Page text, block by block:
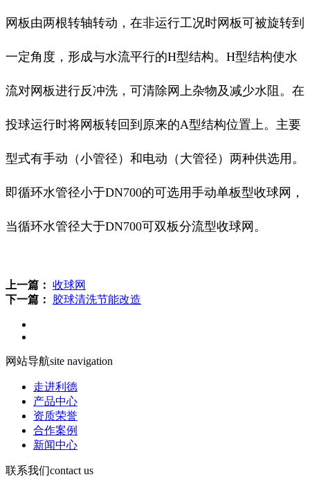
网板由两根转轴转动，在非运行工况时网板可被旋转到
一定角度，形成与水流平行的H型结构。H型结构使水
流对网板进行反冲洗，可清除网上杂物及减少水阻。在
投球运行时将网板转回到原来的A型结构位置上。主要
型式有手动（小管径）和电动（大管径）两种供选用。
即循环水管径小于DN700的可选用手动单板型收球网，
当循环水管径大于DN700可双板分流型收球网。
上一篇： 收球网
下一篇：
胶球清洗节能改造
网站导航site navigation
走进利德
产品中心
资质荣誉
合作案例
新闻中心
联系我们contact us